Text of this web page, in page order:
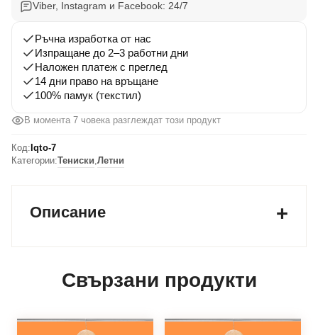
Viber, Instagram и Facebook: 24/7
Ръчна изработка от нас
Изпращане до 2–3 работни дни
Наложен платеж с преглед
14 дни право на връщане
100% памук (текстил)
В момента 7 човека разглеждат този продукт
Код: lqto-7
Категории:Тениски,Летни
Описание
Свързани продукти